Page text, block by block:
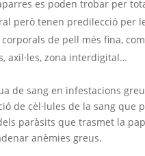
es poden trobar per
però tenen predilecció per
de pell més fina,
axil·les, zona interdigital…
de sang en infestacions
de cèl·lules de la sang que
paràsits que trasmet la
anèmies greus.